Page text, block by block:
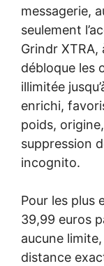
messagerie,
seulement
Grindr XTRA,
débloque les
illimitée
enrichi,
poids,
suppression
incognito.
Pour les plus
39,99 euros
aucune
distance